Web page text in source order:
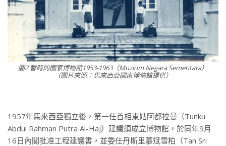
圖2 暫時的國家博物館1953-1963（Muzium Negara Sementara）
（圖片來源：馬來西亞國家博物館提供）
1957年馬來西亞獨立後，第一任首相東姑阿都拉曼（Tunku
Abdul Rahman Putra Al-Haj）建議須成立博物館，於同年9月
16日內閣批准工程建議書，並委任丹斯里慕斌雪柏（Tan Sri